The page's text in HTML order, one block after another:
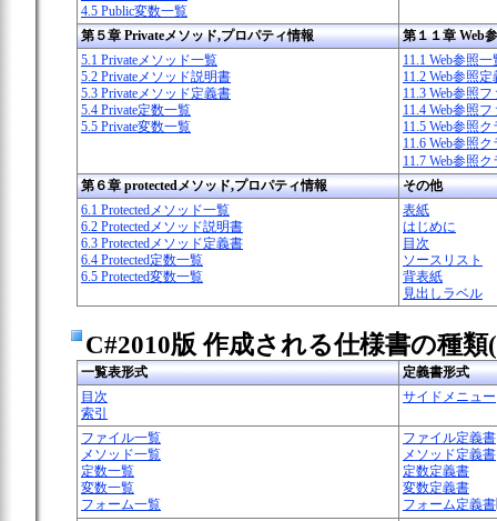
4.5 Public変数一覧
第５章 Privateメソッド,プロパティ情報
第１１章 Web
5.1 Privateメソッド一覧
5.2 Privateメソッド説明書
5.3 Privateメソッド定義書
5.4 Private定数一覧
5.5 Private変数一覧
11.1 Web参照一
11.2 Web参照定
11.3 Web参照
11.4 Web参照
11.5 Web参照
11.6 Web参照
11.7 Web参照
第６章 protectedメソッド,プロパティ情報
その他
6.1 Protectedメソッド一覧
6.2 Protectedメソッド説明書
6.3 Protectedメソッド定義書
6.4 Protected定数一覧
6.5 Protected変数一覧
表紙
はじめに
目次
ソースリスト
背表紙
見出しラベル
C#2010版 作成される仕様書の種
一覧表形式
定義書形式
目次
索引
サイドメニュー
ファイル一覧
メソッド一覧
定数一覧
変数一覧
フォーム一覧
ファイル定義書
メソッド定義書
定数定義書
変数定義書
フォーム定義書